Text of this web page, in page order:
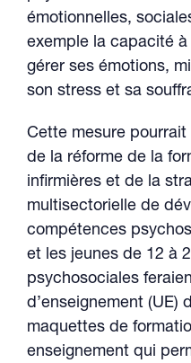
émotionnelles,
exemple la capacité
gérer ses émotions,
son stress et sa
Cette mesure pourrait
de la réforme de la
infirmières et de la
multisectorielle de
compétences
et les jeunes de 12 à
psychosociales
d’enseignement (UE)
maquettes de
enseignement qui